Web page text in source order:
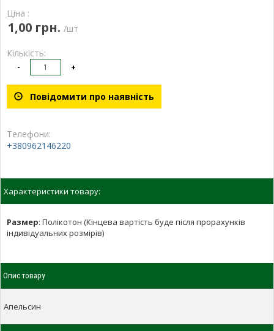
Ціна :
1,00 грн. /шт
Кількість:
- +
Повідомити про наявність
Телефони:
+380962146220
Характеристики товару:
Размер: Полікотон (Кінцева вартість буде після прорахунків
індивідуальних розмірів)
Опис товару
Апельсин